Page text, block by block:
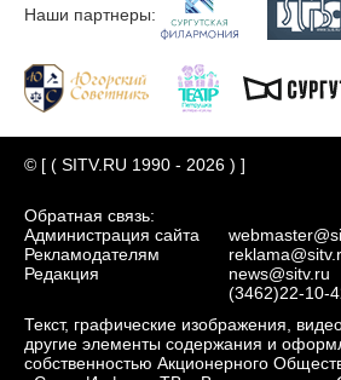
Наши партнеры:
© [ ( SITV.RU 1990 - 2026 ) ]
Обратная связь:
Администрация сайта
Рекламодателям
Редакция
news@sitv.ru
(3462)22-10-
Текст, графические изображения,
другие элементы содержания и
собственностью Акционерного